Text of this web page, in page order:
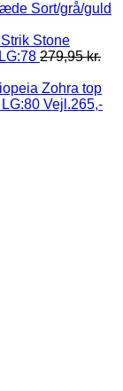
Sort/grå/guld
Stone
279,95kr.
Zohra top
Vejl.265,-